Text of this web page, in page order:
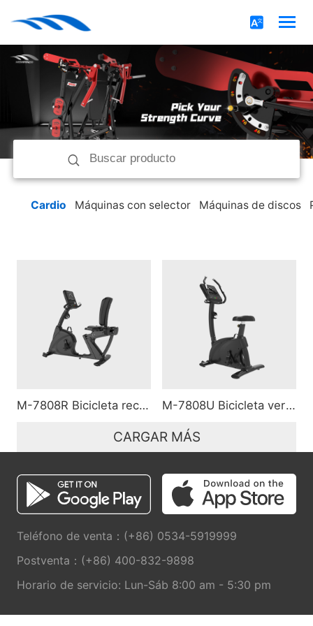
Cardio Máquinas con selector Máquinas de discos
M-7808R Bicicleta reclinada M-7808U Bicicleta vertical
CARGAR MÁS
Teléfono de venta：(+86) 0534-5919999
Postventa：(+86) 400-832-9898
Horario de servicio: Lun-Sáb 8:00 am - 5:30 pm